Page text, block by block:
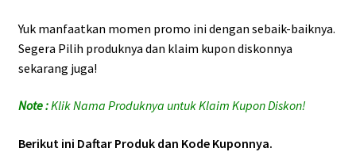
Shop
TikTok Content Mastery
TRIK BCWA
Yuk manfaatkan momen promo ini dengan sebaik-baiknya.
Segera Pilih produknya dan klaim kupon diskonnya
sekarang juga!
Note :Klik Nama Produknya untuk Klaim Kupon Diskon!
Berikut ini Daftar Produk dan Kode Kuponnya.